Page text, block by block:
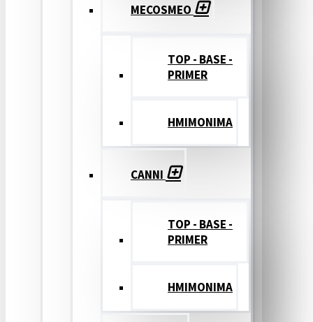
MECOSMEO
TOP - BASE -
PRIMER
ΗΜΙΜΟΝΙΜΑ
CANNI
TOP - BASE -
PRIMER
ΗΜΙΜΟΝΙΜΑ